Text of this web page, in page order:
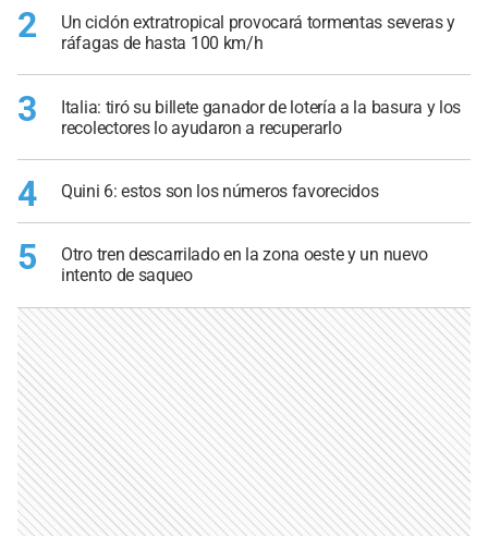
2
Un ciclón extratropical provocará tormentas severas y
ráfagas de hasta 100 km/h
3
Italia: tiró su billete ganador de lotería a la basura y los
recolectores lo ayudaron a recuperarlo
4 Quini 6: estos son los números favorecidos
5
Otro tren descarrilado en la zona oeste y un nuevo
intento de saqueo